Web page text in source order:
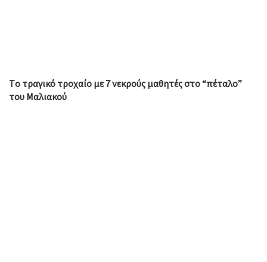
Tο τραγικό τροχαίο με 7 νεκρούς μαθητές στο “πέταλο”
του Μαλιακού